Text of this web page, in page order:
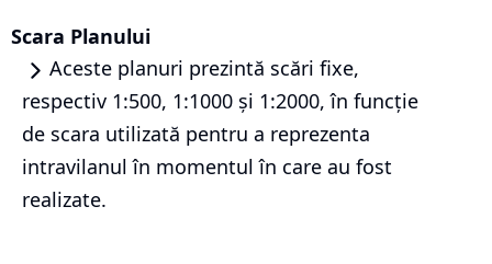
Scara Planului
Aceste planuri prezintă scări fixe,
respectiv 1:500, 1:1000 și 1:2000, în funcție
de scara utilizată pentru a reprezenta
intravilanul în momentul în care au fost
realizate.